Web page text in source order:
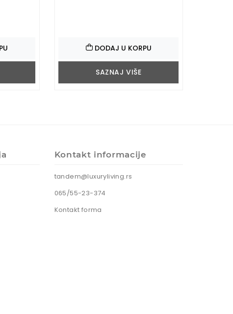
DODAJ U KORPU
SAZNAJ VIŠE
Kontakt informacije
tandem@luxuryliving.rs
065/55-23-374
Kontakt forma